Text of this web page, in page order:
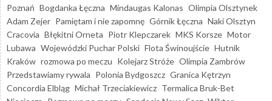
Poznań Bogdanka Łęczna Mindaugas Kalonas Olimpia Olsztynek
Adam Zejer Pamiętam i nie zapomnę Górnik Łęczna Naki Olsztyn
Cracovia Błękitni Orneta Piotr Klepczarek MKS Korsze Motor
Lubawa Wojewódzki Puchar Polski Flota Świnoujście Hutnik
Kraków rozmowa po meczu Kolejarz Stróże Olimpia Zambrów
Przedstawiamy rywala Polonia Bydgoszcz Granica Kętrzyn
Concordia Elbląg Michał Trzeciakiewicz Termalica Bruk-Bet